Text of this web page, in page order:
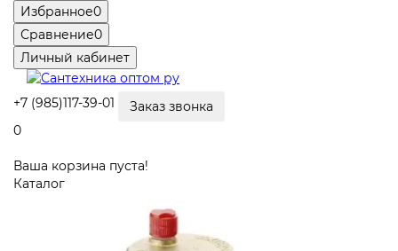
Избранное0
Сравнение0
Личный кабинет
+7 (985)117-39-01
Заказ звонка
0
Ваша корзина пуста!
Каталог